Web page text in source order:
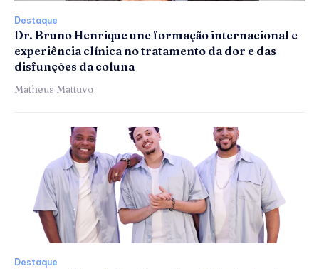
Destaque
Dr. Bruno Henrique une formação internacional e
experiência clínica no tratamento da dor e das
disfunções da coluna
Matheus Mattuvo
Destaque